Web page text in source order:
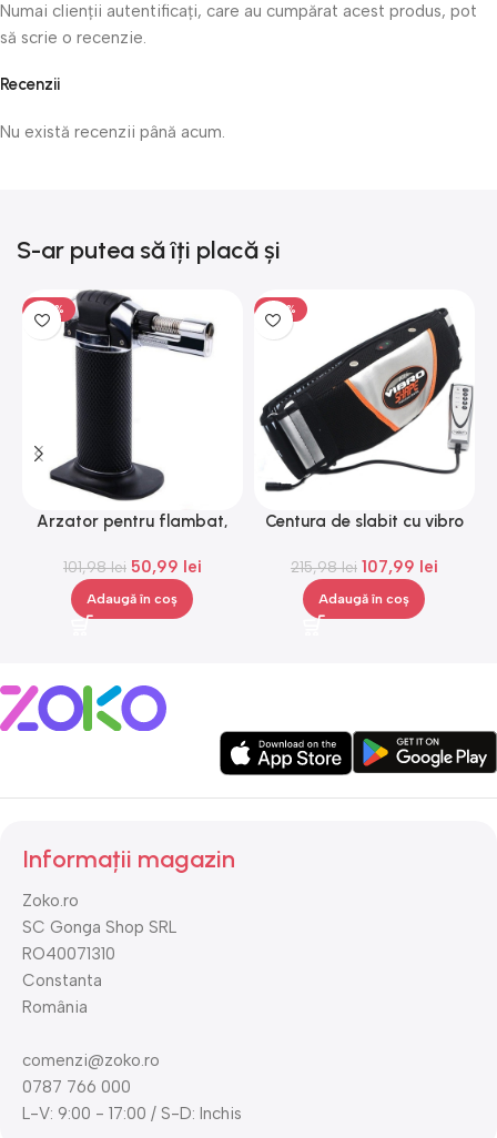
Recenzii
Nu există recenzii până acum.
Numai clienții autentificați, care au cumpărat acest produs, pot
să scrie o recenzie.
S-ar putea să îți placă și
-50%
Arzator pentru flambat,
Gonga®
101,98lei 50,99 lei
Adaugă în coș
-50%
Centura de slabit cu vibro
telecomanda, negru
215,98lei 107,99 lei
Adaugă în coș
Informații magazin
Zoko.ro
SC Gonga Shop SRL
RO40071310
Constanta
România
comenzi@zoko.ro
0787 766 000
L-V: 9:00 - 17:00 / S-D: Inchis